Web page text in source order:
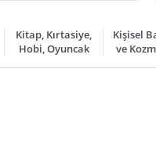
Kitap, Kırtasiye,
Hobi, Oyuncak
Kişisel
ve